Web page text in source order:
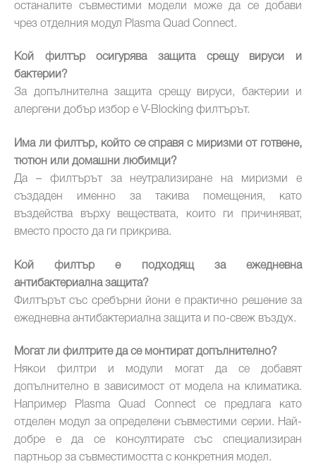
останалите съвместими модели може да се добави
чрез отделния модул Plasma Quad Connect.
Кой филтър осигурява защита срещу вируси и
бактерии ?
За допълнителна защита срещу вируси, бактерии и
алергени добър избор е V-Blocking филтърът.
Има ли филтър, който се справя с миризми от готвене,
тютюн или домашни любимци?
Да – филтърът за неутрализиране на миризми е
създаден именно за такива помещения, като
въздейства върху веществата, които ги причиняват,
вместо просто да ги прикрива.
Кой филтър е подходящ за ежедневна
антибактериална защита?
Филтърът със сребърни йони е практично решение за
ежедневна антибактериална защита и по-свеж въздух.
Могат ли филтрите да се монтират допълнително?
Някои филтри и модули могат да се добавят
допълнително в зависимост от модела на климатика.
Например Plasma Quad Connect се предлага като
отделен модул за определени съвместими серии. Най-
добре е да се консултирате със специализиран
партньор за съвместимостта с конкретния модел.